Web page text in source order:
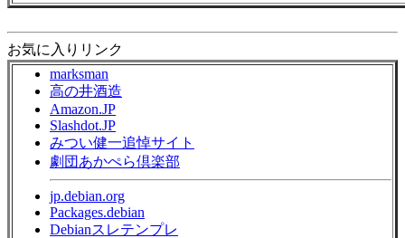
お気に入りリンク
marksman
高の井酒造
Amazon.JP
Slashdot.JP
みつい健一追悼サイト
劇団あかぺら倶楽部
jp.debian.org
Packages.debian
Debianスレテンプレ